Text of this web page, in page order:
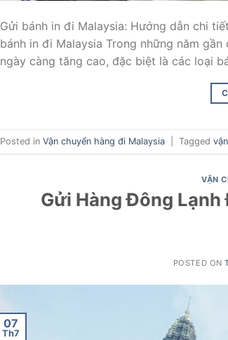
Gửi bánh in đi Malaysia: Hướng dẫn chi
bánh in đi Malaysia Trong những năm
ngày càng tăng cao, đặc biệt là các loại
Posted in Vận chuyển hàng đi Malaysia Tagged
VẬN
Gửi Hàng Đông
POSTED ON
07
Th7